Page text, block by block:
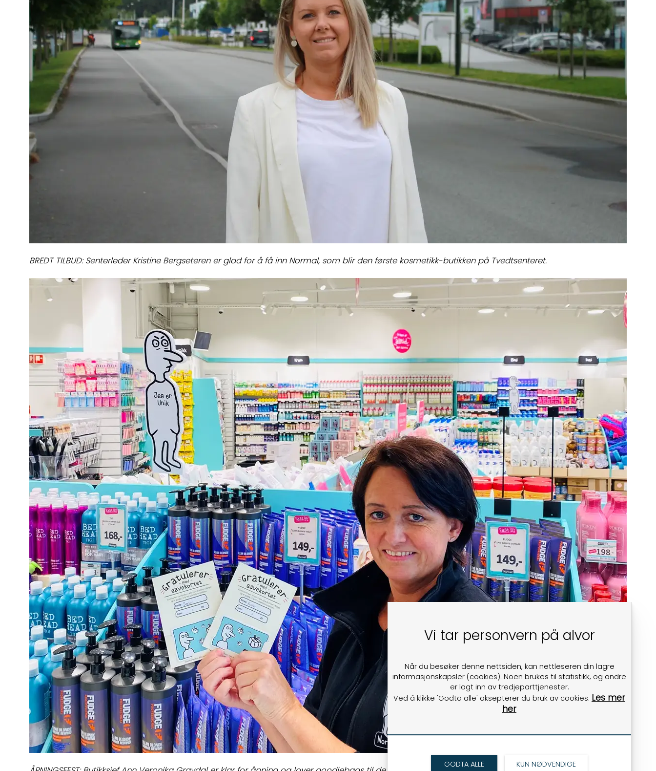
BREDT TILBUD: Senterleder Kristine Bergseteren er glad for å få inn Normal, som blir den første kosmetikk-butikken på Tvedtsenteret.
Vi tar personvern på alvor
Når du besøker denne nettsiden, kan nettleseren din lagre
informasjonskapsler (cookies). Noen brukes til statistikk, og andre
er lagt inn av tredjeparttjenester.
Ved å klikke 'Godta alle' aksepterer du bruk av cookies. Les mer
her
GODTA ALLE KUN NØDVENDIGE